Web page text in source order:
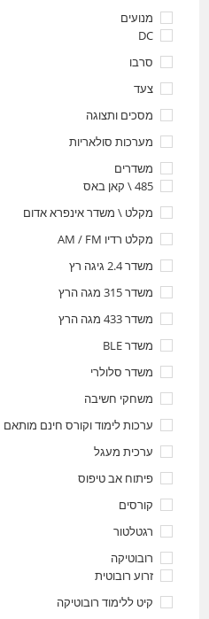
מנועים
DC
סרבו
צעד
מסכים ותצוגה
מערכות סולאריות
משדרים
485 \ קאן באס
מקלט \ משדר אינפרא אדום
מקלט רדיו AM / FM
משדר 2.4 גיגה רץ
משדר 315 מגה הרץ
משדר 433 מגה הרץ
משדר BLE
משדר סלולרי
משחקי חשיבה
ערכות לימוד וקורס חינם מותאם
ערכית מעגל
פיתוח אב טיפוס
קורסים
רגטלטור
רובוטיקה
זרוע רובוטית
קיט ללימוד רובוטיקה